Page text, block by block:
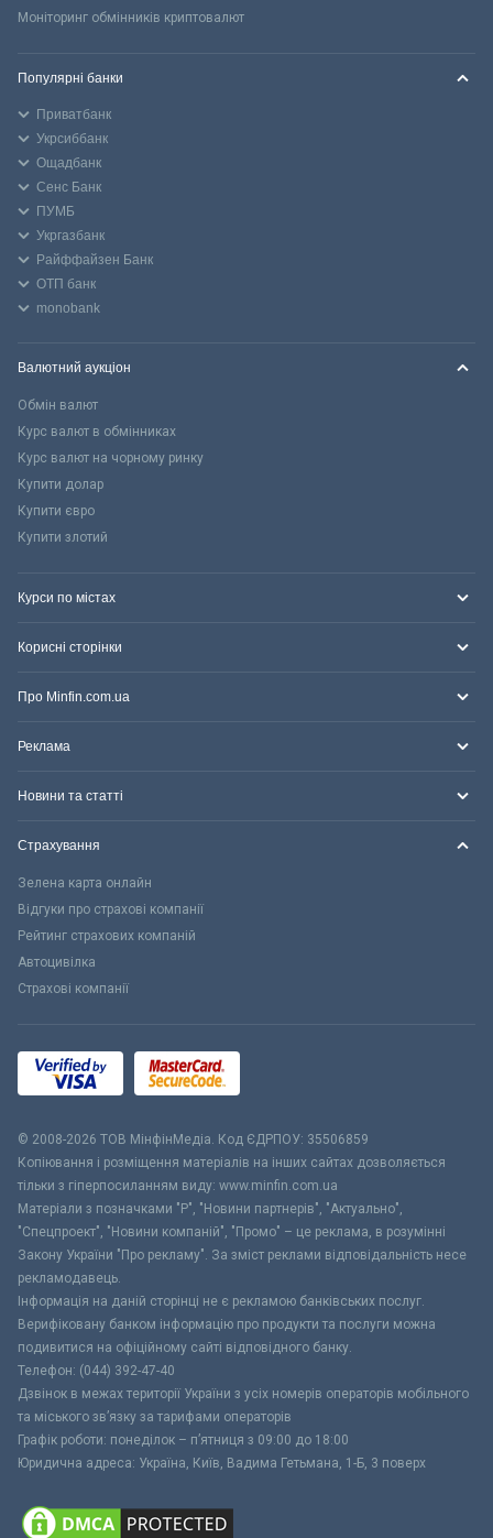
Моніторинг обмінників криптовалют
Популярні банки
Приватбанк
Укрсиббанк
Ощадбанк
Сенс Банк
ПУМБ
Укргазбанк
Райффайзен Банк
ОТП банк
monobank
Валютний аукціон
Обмін валют
Курс валют в обмінниках
Курс валют на чорному ринку
Купити долар
Купити євро
Купити злотий
Курси по містах
Корисні сторінки
Про Minfin.com.ua
Реклама
Новини та статті
Страхування
Зелена карта онлайн
Відгуки про страхові компанії
Рейтинг страхових компаній
Автоцивілка
Страхові компанії
© 2008-2026 ТОВ МiнфiнМедiа. Код ЄДРПОУ: 35506859
Копіювання і розміщення матеріалів на інших сайтах дозволяється
тільки з гіперпосиланням виду: www.minfin.com.ua
Матеріали з позначками "Р", "Новини партнерів", "Актуально",
"Спецпроект", "Новини компаній", "Промо" – це реклама, в розумінні
Закону України "Про рекламу". За зміст реклами відповідальність несе
рекламодавець.
Інформація на даній сторінці не є рекламою банківських послуг.
Верифіковану банком інформацію про продукти та послуги можна
подивитися на офіційному сайті відповідного банку.
Телефон: (044) 392-47-40
Дзвінок в межах території України з усіх номерів операторів мобільного
та міського зв’язку за тарифами операторів
Графік роботи: понеділок – п’ятниця з 09:00 до 18:00
Юридична адреса: Україна, Київ, Вадима Гетьмана, 1-Б, 3 поверх